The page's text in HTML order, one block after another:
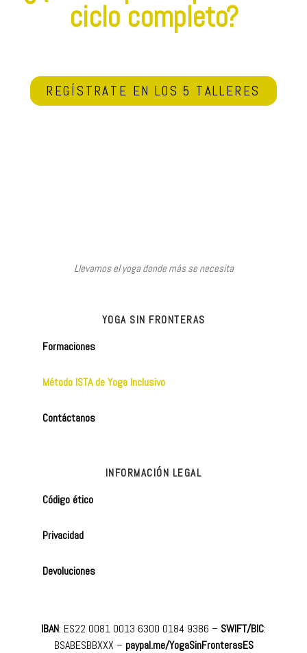
ciclo completo?
REGÍSTRATE EN LOS 5 TALLERES
Llevamos el yoga donde más se necesita
YOGA SIN FRONTERAS
Formaciones
Método ISTA de Yoga Inclusivo
Contáctanos
INFORMACIÓN LEGAL
Código ético
Privacidad
Devoluciones
IBAN: ES22 0081 0013 6300 0184 9386 – SWIFT/BIC:
BSABESBBXXX – paypal.me/YogaSinFronterasES